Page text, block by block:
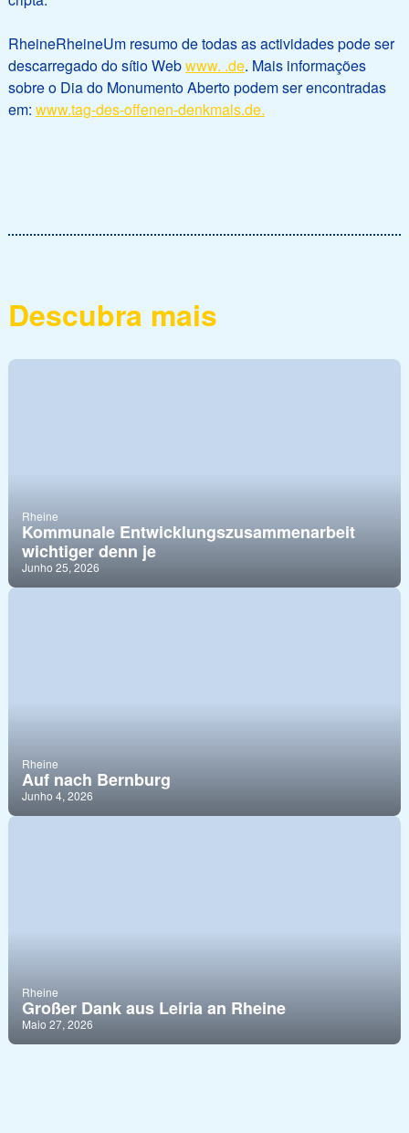
RheineRheineUm resumo de todas as actividades pode ser
descarregado do sítio Webwww. .de. Mais informações
sobre o Dia do Monumento Aberto podem ser encontradas
em: www.tag-des-offenen-denkmals.de.
Descubra mais
Rheine
Kommunale Entwicklungszusammenarbeit
wichtiger denn je
Junho 25, 2026
Rheine
Auf nach Bernburg
Junho 4, 2026
Rheine
Großer Dank aus Leiria an Rheine
Maio 27, 2026